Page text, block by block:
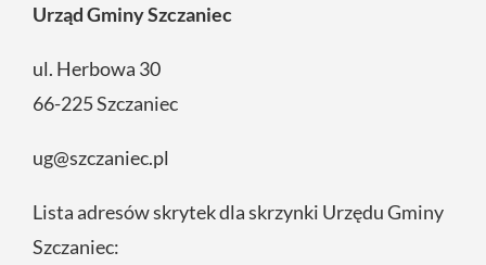
Urząd Gminy Szczaniec
ul. Herbowa 30
66-225 Szczaniec
ug@szczaniec.pl
Lista adresów skrytek dla skrzynki Urzędu Gminy
Szczaniec: